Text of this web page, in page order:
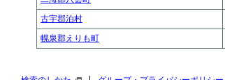
古宇郡泊村
幌泉郡えりも町